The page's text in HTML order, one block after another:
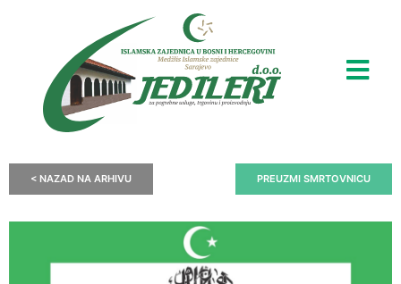
< NAZAD NA ARHIVU PREUZMI SMRTOVNICU